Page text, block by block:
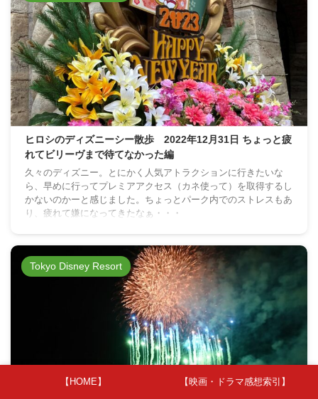
ヒロシのディズニーシー散歩 2022年12月31日 ちょっと疲
れてビリーヴまで待てなかった編
久々のディズニー。とにかく人気アトラクションに行きたいな
ら、早めに行ってプレミアアクセス（カネ使って）を取得するし
かないのかーと感じました。ちょっとパーク内でのストレスもあ
り、疲れて嫌になってきたなぁ・・・
Tokyo Disney Resort
【HOME】 【映画・ドラマ感想索引】